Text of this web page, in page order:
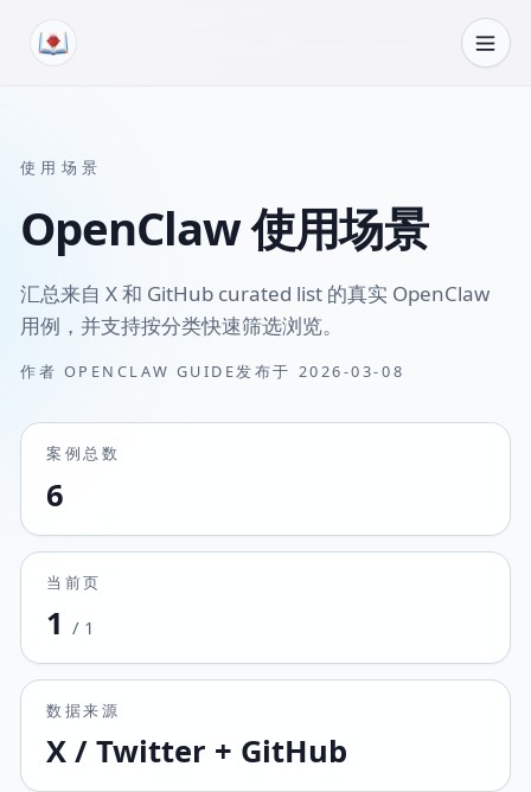
使用场景
OpenClaw 使用场景
汇总来自 X 和 GitHub curated list 的真实 OpenClaw
用例，并支持按分类快速筛选浏览。
作者 OPENCLAW GUIDE发布于 2026-03-08
案例总数
6
当前页
1 / 1
数据来源
X / Twitter + GitHub